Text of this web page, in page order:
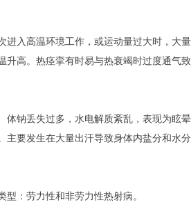
入高温环境工作，或运动量过大时，大
高。热痉挛有时易与热衰竭时过度通气
钠丢失过多，水电解质紊乱，表现为眩晕
要发生在大量出汗导致身体内盐分和水
：劳力性和非劳力性热射病。